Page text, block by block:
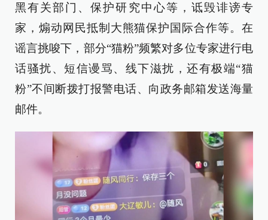
黑有关部门、保护研究中心等，诋毁诽谤专
家，煽动网民抵制大熊猫保护国际合作等。在
谣言挑唆下，部分“猫粉”频繁对多位专家进行电
话骚扰、短信谩骂、线下滋扰，还有极端“猫
粉”不间断拨打报警电话、向政务邮箱发送海量
邮件。